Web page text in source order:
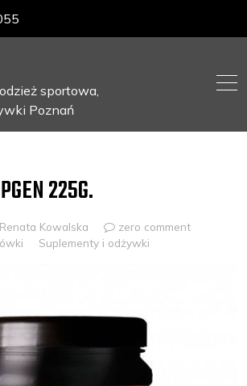
sportowa,
Poznań
225G.
Renata Kowalska
zero comment
Suplementy i odżywki